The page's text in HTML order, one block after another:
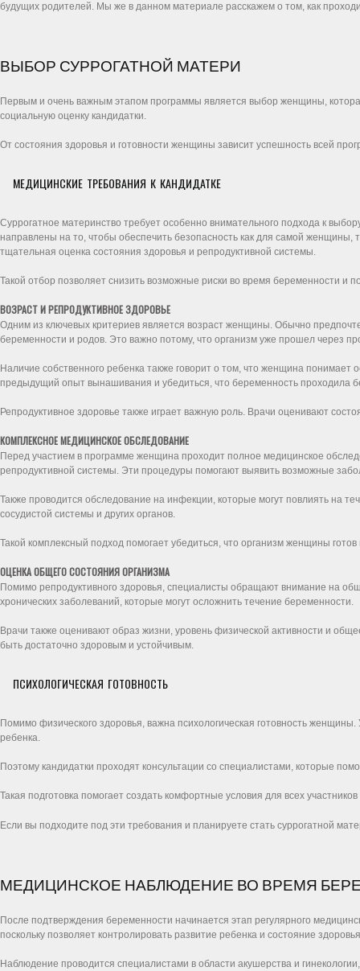
будущих родителей. Мы же в данном материале расскажем о том, как
ВЫБОР СУРРОГАТНОЙ МАТЕРИ
Первым и очень важным этапом программы является выбор женщины,
социальную оценку кандидатки.
От состояния здоровья и готовности женщины зависит успешность всей
МЕДИЦИНСКИЕ ТРЕБОВАНИЯ К КАНДИДАТКЕ
Суррогатное материнство требует особенно внимательного подхода к
направлены на то, чтобы обеспечить безопасность как для самой
тщательная оценка состояния здоровья и репродуктивной системы.
Такой отбор позволяет снизить возможные риски во время беременности и
ВОЗРАСТ И РЕПРОДУКТИВНОЕ ЗДОРОВЬЕ
Одним из ключевых критериев является возраст женщины. Обычно
беременности и родов. Это важно потому, что организм уже прошел через
Наличие собственного ребенка также говорит о том, что женщина
предыдущий опыт вынашивания и убедиться, что беременность проходила
Репродуктивное здоровье также играет важную роль. Врачи оценивают
КОМПЛЕКСНОЕ МЕДИЦИНСКОЕ ОБСЛЕДОВАНИЕ
Перед участием в программе женщина проходит полное медицинское
репродуктивной системы. Эти процедуры помогают выявить возможные
Также проводится обследование на инфекции, которые могут повлиять на
сосудистой системы и других органов.
Такой комплексный подход помогает убедиться, что организм женщины
ОЦЕНКА ОБЩЕГО СОСТОЯНИЯ ОРГАНИЗМА
Помимо репродуктивного здоровья, специалисты обращают внимание на
хронических заболеваний, которые могут осложнить течение беременности.
Врачи также оценивают образ жизни, уровень физической активности и
быть достаточно здоровым и устойчивым.
ПСИХОЛОГИЧЕСКАЯ ГОТОВНОСТЬ
Помимо физического здоровья, важна психологическая готовность
ребенка.
Поэтому кандидатки проходят консультации со специалистами, которые
Такая подготовка помогает создать комфортные условия для всех
Если вы подходите под эти требования и планируете стать суррогатной
МЕДИЦИНСКОЕ НАБЛЮДЕНИЕ ВО ВРЕМЯ
После подтверждения беременности начинается этап регулярного
поскольку позволяет контролировать развитие ребенка и состояние
Наблюдение проводится специалистами в области акушерства и